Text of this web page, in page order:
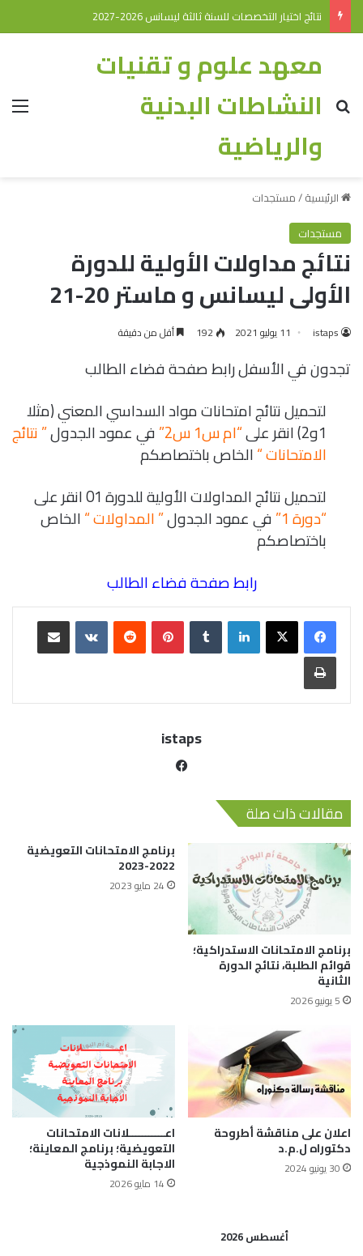
نتائج اختيار التخصصات للسنة ثالثة ليسانس 2026-2027
معهد علوم و تقنيات
النشاطات البدنية
والرياضية
الرئيسية/مستجدات
مستجدات
نتائج مداولات الأولية للدورة
الأولى ليسانس و ماستر 20-21
istaps 11 يوليو 2021 192 أقل من دقيقة
تجدون في الأسفل رابط صفحة فضاء الطالب
لتحميل نتائج امتحانات مواد السداسي المعني (مثلا
1و2) انقر على “ام س1 س2” في عمود الجدول” نتائج
الامتحانات “الخاص باختصاصكم
لتحميل نتائج المداولات الأولية للدورة 01 انقر على
“دورة 1” في عمود الجدول” المداولات “الخاص
باختصاصكم
رابط صفحة فضاء الطالب
istaps
مقالات ذات صلة
برنامج الامتحانات الاستدراكية؛
قوائم الطلبة، نتائج الدورة
الثانية
5 يونيو 2026
برنامج الامتحانات التعويضية
2022-2023
24 مايو 2023
اعلان على مناقشة أطروحة
دكتوراه ل.م.د
30 يونيو 2024
اعـــــــــــلانات الامتحانات
التعويضية؛ برنامج المعاينة؛
الاجابة النموذجية
14 مايو 2026
أغسطس 2026